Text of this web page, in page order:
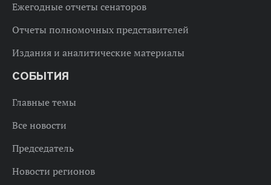
Ежегодные отчеты сенаторов
Отчеты полномочных представителей
Издания и аналитические материалы
СОБЫТИЯ
Главные темы
Все новости
Председатель
Новости регионов